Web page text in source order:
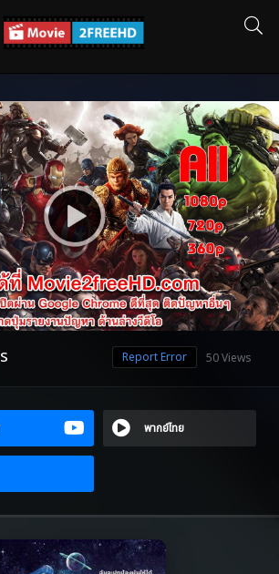
50 Views
Report Error
พากย์ไทย